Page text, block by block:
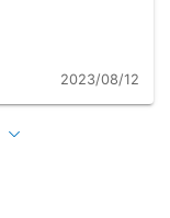
2023/08/12